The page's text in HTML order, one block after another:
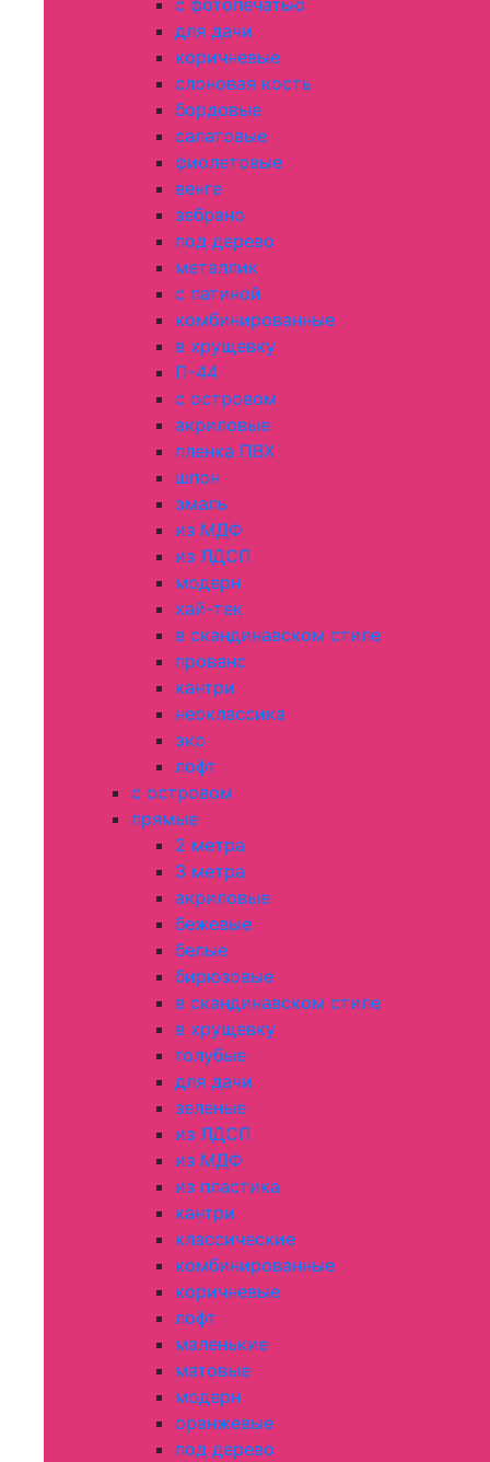
для дачи
коричневые
слоновая кость
бордовые
салатовые
фиолетовые
венге
зебрано
под дерево
металлик
с патиной
комбинированные
в хрущевку
П-44
с островом
акриловые
пленка ПВХ
шпон
эмаль
из МДФ
из ЛДСП
модерн
хай-тек
в скандинавском стиле
прованс
кантри
неоклассика
эко
лофт
с островом
прямые
2 метра
3 метра
акриловые
бежевые
белые
бирюзовые
в скандинавском стиле
в хрущевку
голубые
для дачи
зеленые
из ЛДСП
из МДФ
из пластика
кантри
классические
комбинированные
коричневые
лофт
маленькие
матовые
модерн
оранжевые
под дерево